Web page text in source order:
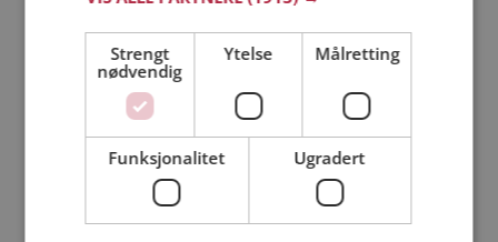
Bli medlem gratis!
Jeg er en:
Strengt
nødvendig
Ytelse Målretting
Funksjonalitet Ugradert